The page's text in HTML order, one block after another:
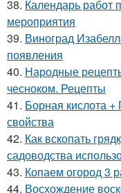
38. Календарь работ
мероприятия
39. Виноград
появления
40. Народные
чесноком. Рецепты
41. Борная кислота
свойства
42. Как вскопать
садоводства
43. Копаем огород 3
44. Восхождение